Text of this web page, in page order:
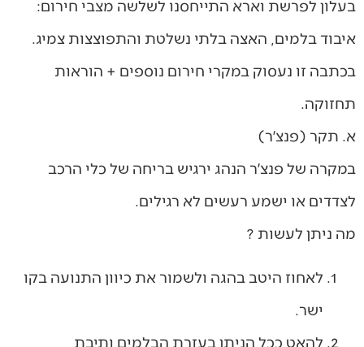
בעלון לפרשת וארא התייחסנו לשלשה מצבי חירום:
איבוד בלמים, האצה בלתי נשלטת והתפוצצות צמיג.
בכתבה זו נעסוק במקרי חירום נוספים + הוראות
תחזוקה.
א. תקר (פנצ׳ר)
במקרה של פנצ׳ר הנהג ירגיש בריחה של כלי הרכב
לצדדים או ישמע רעשים לא רגילים.
מה ניתן לעשות ?
לאחוז היטב בהגה ולשמור את כיוון התנועה בקו
ישר.
להאט ככל הניתן בעזרת הבלמים ותיבת